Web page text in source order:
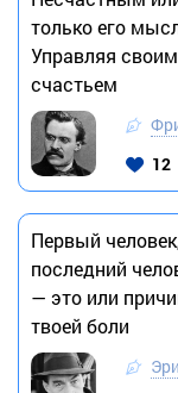
только его
Управляя
счастьем
12
Первый
последний
— это или
твоей боли